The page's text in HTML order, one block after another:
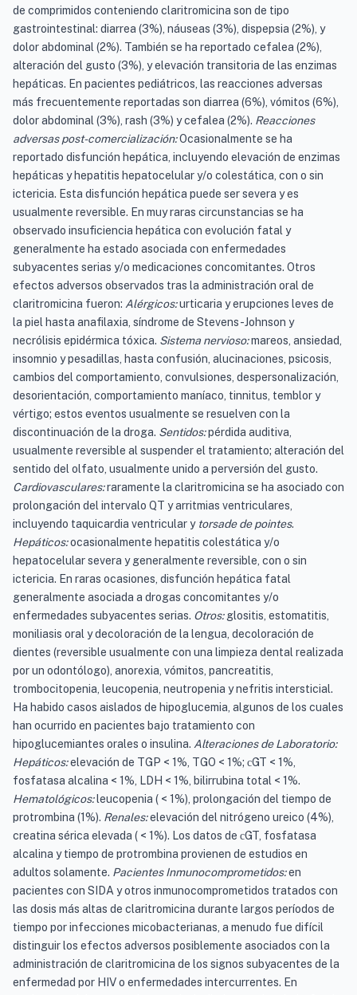
de comprimidos conteniendo claritromicina son de tipo
gastrointestinal: diarrea (3%), náuseas (3%), dispepsia (2%), y
dolor abdominal (2%). También se ha reportado cefalea (2%),
alteración del gusto (3%), y elevación transitoria de las enzimas
hepáticas. En pacientes pediátricos, las reacciones adversas
más frecuentemente reportadas son diarrea (6%), vómitos (6%),
dolor abdominal (3%), rash (3%) y cefalea (2%). Reacciones
adversas post-comercialización:Ocasionalmente se ha
reportado disfunción hepática, incluyendo elevación de enzimas
hepáticas y hepatitis hepatocelular y/o colestática, con o sin
ictericia. Esta disfunción hepática puede ser severa y es
usualmente reversible. En muy raras circunstancias se ha
observado insuficiencia hepática con evolución fatal y
generalmente ha estado asociada con enfermedades
subyacentes serias y/o medicaciones concomitantes. Otros
efectos adversos observados tras la administración oral de
claritromicina fueron: Alérgicos:urticaria y erupciones leves de
la piel hasta anafilaxia, síndrome de Stevens-Johnson y
necrólisis epidérmica tóxica. Sistema nervioso:mareos, ansiedad,
insomnio y pesadillas, hasta confusión, alucinaciones, psicosis,
cambios del comportamiento, convulsiones, despersonalización,
desorientación, comportamiento maníaco, tinnitus, temblor y
vértigo; estos eventos usualmente se resuelven con la
discontinuación de la droga. Sentidos:pérdida auditiva,
usualmente reversible al suspender el tratamiento; alteración del
sentido del olfato, usualmente unido a perversión del gusto.
Cardiovasculares:raramente la claritromicina se ha asociado con
prolongación del intervalo QT y arritmias ventriculares,
incluyendo taquicardia ventricular y torsade de pointes.
Hepáticos:ocasionalmente hepatitis colestática y/o
hepatocelular severa y generalmente reversible, con o sin
ictericia. En raras ocasiones, disfunción hepática fatal
generalmente asociada a drogas concomitantes y/o
enfermedades subyacentes serias. Otros:glositis, estomatitis,
moniliasis oral y decoloración de la lengua, decoloración de
dientes (reversible usualmente con una limpieza dental realizada
por un odontólogo), anorexia, vómitos, pancreatitis,
trombocitopenia, leucopenia, neutropenia y nefritis intersticial.
Ha habido casos aislados de hipoglucemia, algunos de los cuales
han ocurrido en pacientes bajo tratamiento con
hipoglucemiantes orales o insulina. Alteraciones de Laboratorio:
Hepáticos:elevación de TGP < 1%, TGO < 1%; cGT < 1%,
fosfatasa alcalina < 1%, LDH < 1%, bilirrubina total < 1%.
Hematológicos:leucopenia ( < 1%), prolongación del tiempo de
protrombina (1%). Renales:elevación del nitrógeno ureico (4%),
creatina sérica elevada ( < 1%). Los datos de cGT, fosfatasa
alcalina y tiempo de protrombina provienen de estudios en
adultos solamente. Pacientes Inmunocomprometidos:en
pacientes con SIDA y otros inmunocomprometidos tratados con
las dosis más altas de claritromicina durante largos períodos de
tiempo por infecciones micobacterianas, a menudo fue difícil
distinguir los efectos adversos posiblemente asociados con la
administración de claritromicina de los signos subyacentes de la
enfermedad por HIV o enfermedades intercurrentes. En